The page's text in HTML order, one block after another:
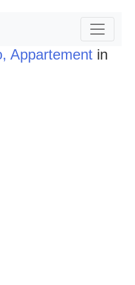
Appartement in